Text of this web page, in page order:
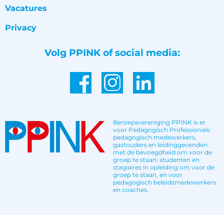
Vacatures
Privacy
Volg PPINK of social media:
Beroepsvereniging PPINK is er
voor Pedagogisch Professionals:
pedagogisch medewerkers,
gastouders en leidinggevenden
met de bevoegdheid om voor de
groep te staan; studenten en
stagiaires in opleiding om voor de
groep te staan, en voor
pedagogisch beleidsmedewerkers
en coaches.